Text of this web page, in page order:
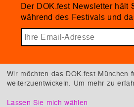
Der DOK.fest Newsletter hält
während des Festivals und
Wir möchten das DOK.fest
weiterzuentwickeln. Um mehr zu
Lassen Sie mich wählen